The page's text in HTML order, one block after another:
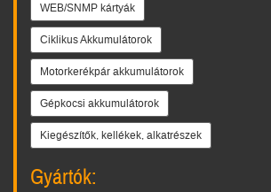
WEB/SNMP kártyák
Ciklikus Akkumulátorok
Motorkerékpár akkumulátorok
Gépkocsi akkumulátorok
Kiegészítők, kellékek, alkatrészek
Gyártók: